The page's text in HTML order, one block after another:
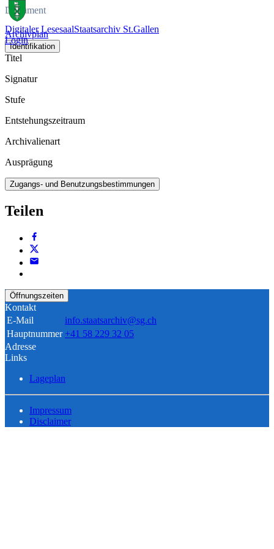
Digitaler LesesaalStaatsarchiv St.Gallen
Login
Dokument
Archivplan
Identifikation
Titel
Signatur
Stufe
Entstehungszeitraum
Archivalienart
Ausprägung
Zugangs- und Benutzungsbestimmungen
Teilen
Öffnungszeiten
Kontakt
E-Mail
info.staatsarchiv@sg.ch
Hauptnummer +41 58 229 32 05
Adresse
Links
Lageplan
Impressum
Disclaimer